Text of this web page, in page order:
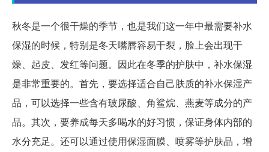
秋冬是一个很干燥的季节，也是我们这一年中最需要补水
保湿的时候，特别是冬天嘴唇容易干裂，脸上会出现干
燥、起皮、发红等问题。因此在冬季的护肤中，补水保湿
是非常重要的。首先，要选择适合自己肤质的补水保湿产
品，可以选择一些含有玻尿酸、角鲨烷、燕麦等成分的产
品。其次，要养成每天多喝水的好习惯，保证身体内部的
水分充足。还可以通过使用保湿面膜、喷雾等护肤品，增